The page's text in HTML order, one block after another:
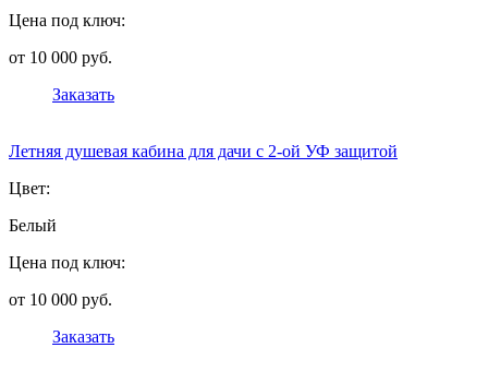
Цена под ключ:
от 10 000 руб.
Заказать
Летняя душевая кабина для дачи с 2-ой УФ защитой
Цвет:
Белый
Цена под ключ:
от 10 000 руб.
Заказать